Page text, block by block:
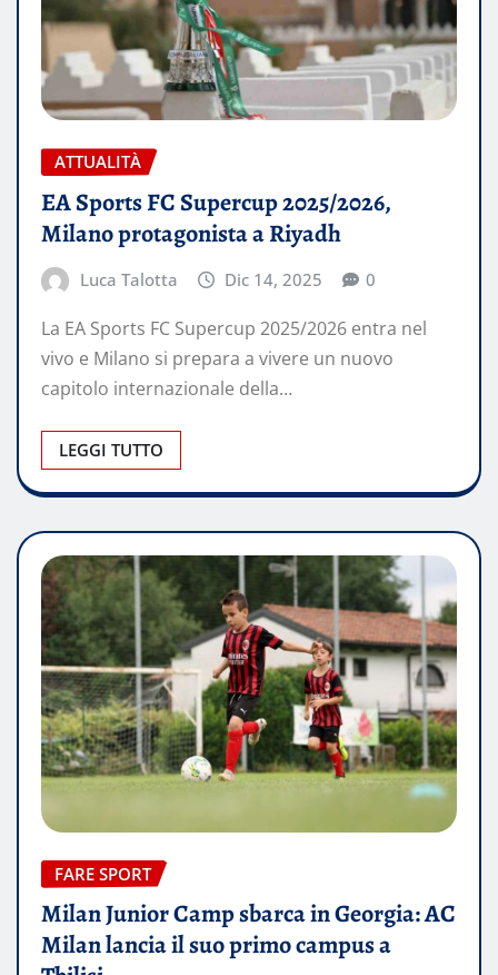
ATTUALITÀ
EA Sports FC Supercup 2025/2026,
Milano protagonista a Riyadh
Luca Talotta Dic 14, 2025 0
La EA Sports FC Supercup 2025/2026 entra nel
vivo e Milano si prepara a vivere un nuovo
capitolo internazionale della…
LEGGI TUTTO
FARE SPORT
Milan Junior Camp sbarca in Georgia: AC
Milan lancia il suo primo campus a